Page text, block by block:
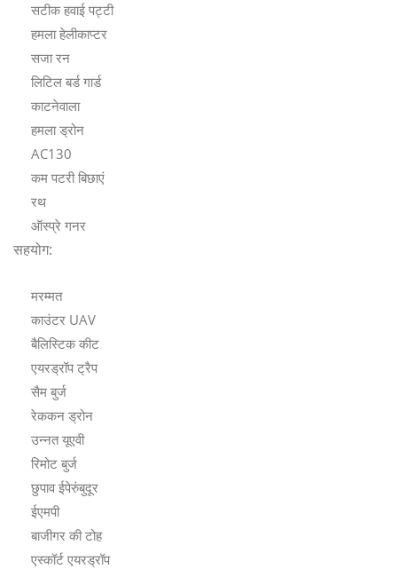
सटीक हवाई पट्टी
हमला हेलीकाप्टर
सजा रन
लिटिल बर्ड गार्ड
काटनेवाला
हमला ड्रोन
AC130
कम पटरी बिछाएं
रथ
ऑस्प्रे गनर
सहयोग:
मरम्मत
काउंटर UAV
बैलिस्टिक कीट
एयरड्रॉप ट्रैप
सैम बुर्ज
रेककन ड्रोन
उन्नत यूएवी
रिमोट बुर्ज
छुपाव ईपेरुंबुदूर
ईएमपी
बाजीगर की टोह
एस्कॉर्ट एयरड्रॉप